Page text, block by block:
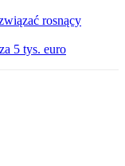
rosnący
5 tys. euro